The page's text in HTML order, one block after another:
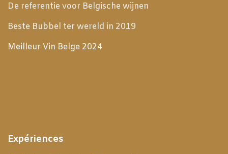
De referentie voor Belgische wijnen
Beste Bubbel ter wereld in 2019
Meilleur Vin Belge 2024
Expériences